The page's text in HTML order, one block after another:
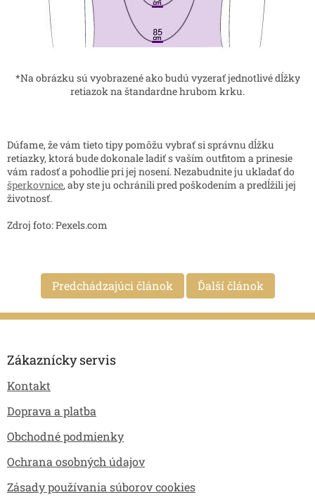
*Na obrázku sú vyobrazené ako budú vyzerať jednotlivé dĺžky
retiazok na štandardne hrubom krku.
Dúfame, že vám tieto tipy pomôžu vybrať si správnu dĺžku
retiazky, ktorá bude dokonale ladiť s vaším outfitom a prinesie
vám radosť a pohodlie pri jej nosení. Nezabudnite ju ukladať do
šperkovnice, aby ste ju ochránili pred poškodením a predĺžili jej
životnosť.
Zdroj foto: Pexels.com
Predchádzajúci článok Ďalší článok
Zákaznícky servis
Kontakt
Doprava a platba
Obchodné podmienky
Ochrana osobných údajov
Zásady používania súborov cookies